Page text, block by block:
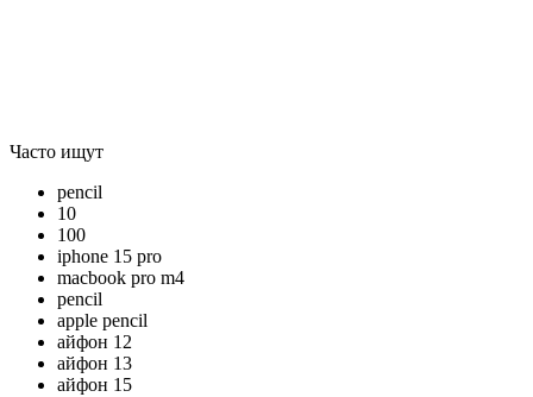
Часто ищут
pencil
10
100
iphone 15 pro
macbook pro m4
pencil
apple pencil
айфон 12
айфон 13
айфон 15